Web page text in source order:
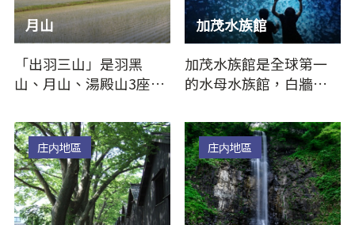
月山
「出羽三山」是羽黑
山、月山、湯殿山3座山
地。據稱羽黑山護佑當
世幸福，…
加茂水族館
加茂水族館是全球第一
的水母水族館，白牆現
展示水母種類高達50種
以上，全…
庄内地區 庄内地區